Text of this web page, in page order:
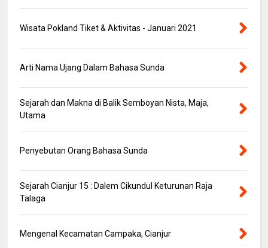
Wisata Pokland Tiket & Aktivitas - Januari 2021
Arti Nama Ujang Dalam Bahasa Sunda
Sejarah dan Makna di Balik Semboyan Nista, Maja,
Utama
Penyebutan Orang Bahasa Sunda
Sejarah Cianjur 15 : Dalem Cikundul Keturunan Raja
Talaga
Mengenal Kecamatan Campaka, Cianjur